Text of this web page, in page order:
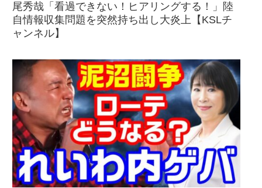
尾秀哉「看過できない！ヒアリングする！」陸
自情報収集問題を突然持ち出し大炎上【KSLチ
ャンネル】